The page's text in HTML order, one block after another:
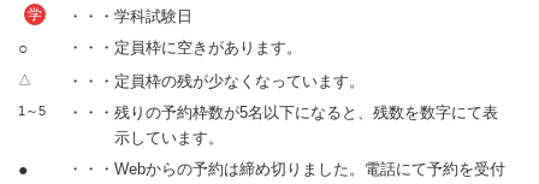
学 ・・・学科試験日
○ ・・・定員枠に空きがあります。
△ ・・・定員枠の残が少なくなっています。
1～5
・・・残りの予約枠数が5名以下になると、残数を数字にて表
示しています。
●
・・・Webからの予約は締め切りました。電話にて予約を受付